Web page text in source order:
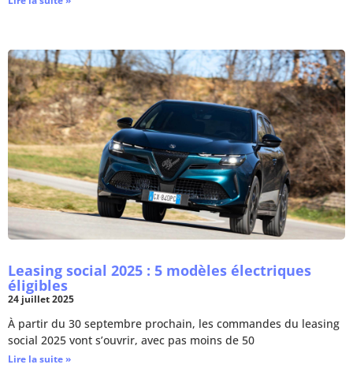
Leasing social 2025 : 5 modèles électriques
éligibles
24 juillet 2025
À partir du 30 septembre prochain, les commandes du leasing
social 2025 vont s’ouvrir, avec pas moins de 50
Lire la suite »